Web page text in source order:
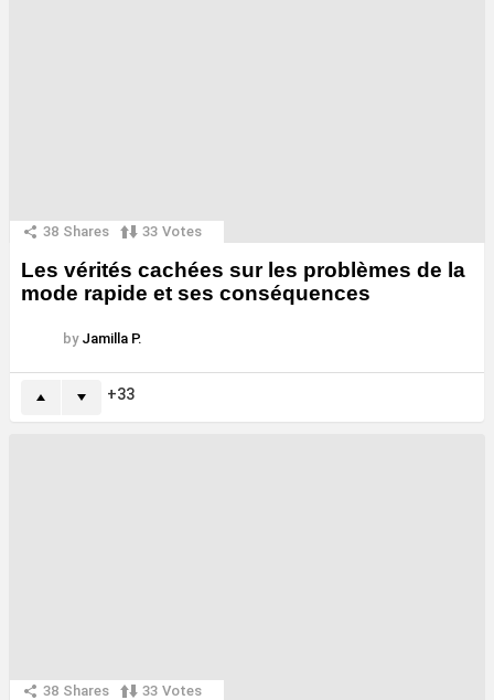
38 Shares 33 Votes
Les vérités cachées sur les problèmes de la
mode rapide et ses conséquences
by Jamilla P.
33
38 Shares 33 Votes